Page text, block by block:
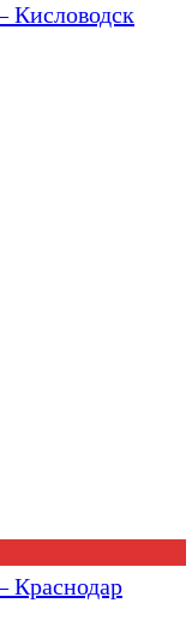
Кисловодск
Краснодар